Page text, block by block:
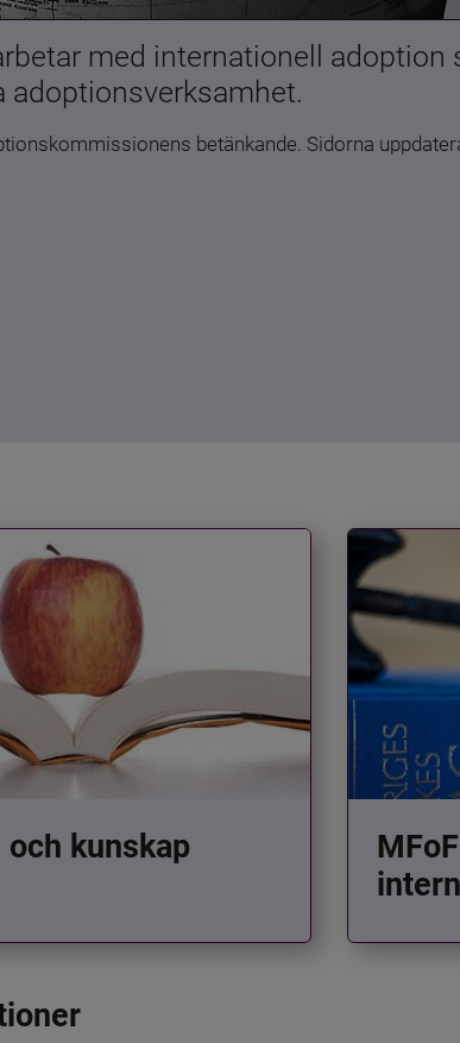
med internationell adoption
adoptionsverksamhet.
betänkande. Sidorna
kunskap